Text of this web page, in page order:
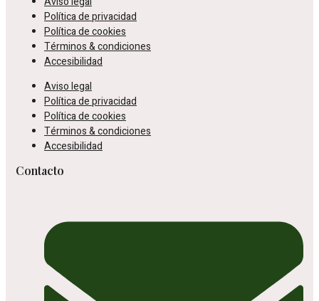
Política de privacidad
Política de cookies
Términos & condiciones
Accesibilidad
Aviso legal
Política de privacidad
Política de cookies
Términos & condiciones
Accesibilidad
Contacto